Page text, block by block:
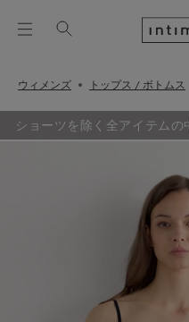
ウィメンズ トップス / ボトムス
ショーツを除く全アイテムの
グ追加するごとに、最も定価